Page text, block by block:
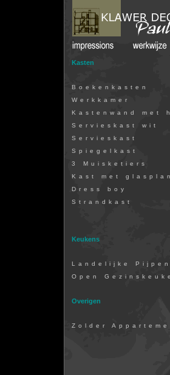
Kasten
Boekenkasten
Werkkamer
Kastenwand met
Servieskast wit
Servieskast
Spiegelkast
3 Muisketiers
Kast met
Dress boy
Strandkast
Keukens
Landelijke
Open
Overigen
Zolder